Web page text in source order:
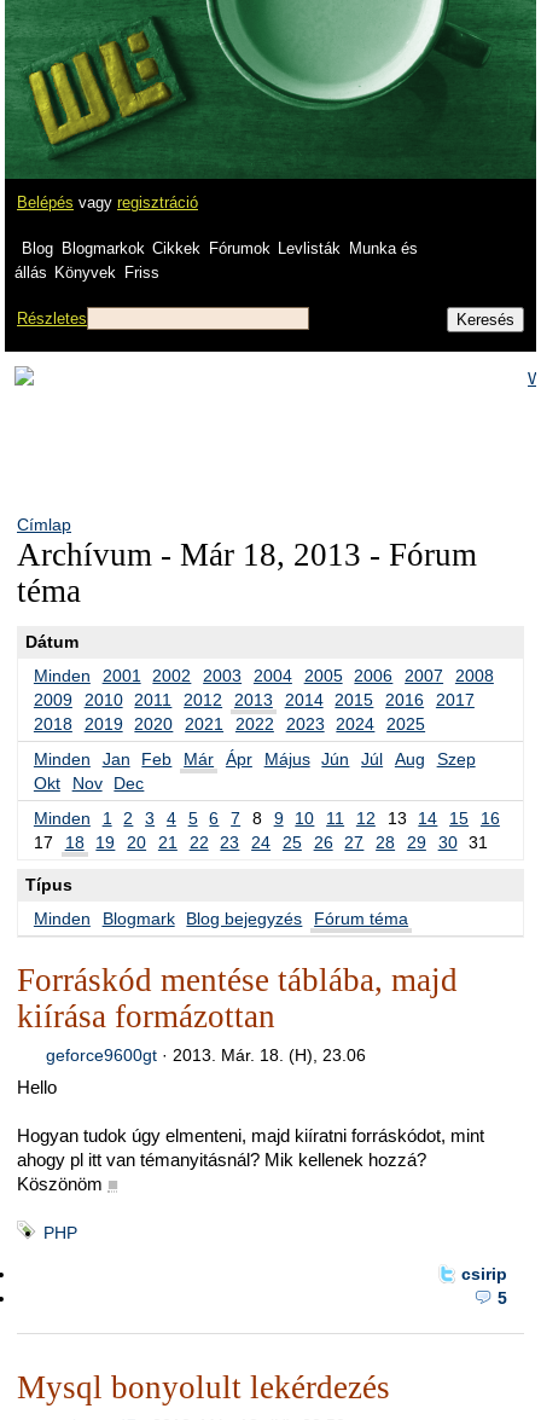
Belépés vagy regisztráció
Blog Blogmarkok Cikkek Fórumok Levlisták
Munka és
állás Könyvek Friss
Részletes
Címlap
Archívum - Már 18, 2013 - Fórum
téma
Dátum
Minden
2001 2002 2003 2004 2005 2006 2007
2008
2009
2010 2011 2012 2013 2014 2015 2016
2017
2018
2019 2020 2021 2022 2023 2024
2025
Minden
Jan Feb Már Ápr Május Jún Júl Aug
Szep
Okt
Nov
Dec
Minden
1 2 3 4 5 6 7 8 9 10 11 12 13 14 15
16
17
18 19 20 21 22 23 24 25 26 27 28 29 30 31
Típus
Minden
Blogmark Blog bejegyzés Fórum téma
Forráskód mentése táblába, majd
kiírása formázottan
geforce9600gt· 2013. Már. 18. (H), 23.06
Hello
Hogyan tudok úgy elmenteni, majd kiíratni forráskódot, mint
ahogy pl itt van témanyitásnál? Mik kellenek hozzá?
Köszönöm ■
PHP
csirip
5
Mysql bonyolult lekérdezés